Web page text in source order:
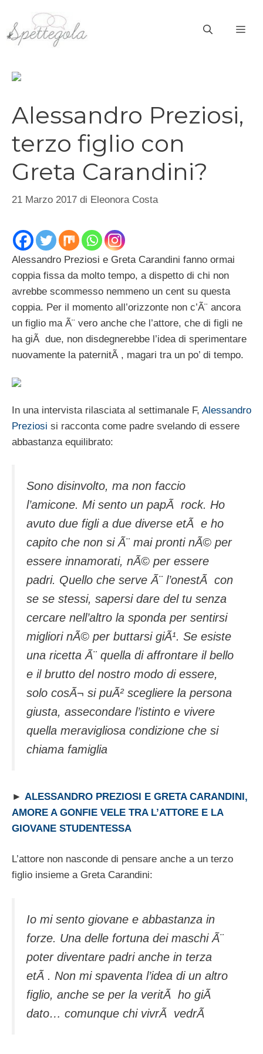
contenuto
Alessandro Preziosi,
terzo figlio con
Greta Carandini?
21 Marzo 2017 di Eleonora Costa
Alessandro Preziosi e Greta Carandini fanno ormai
coppia fissa da molto tempo, a dispetto di chi non
avrebbe scommesso nemmeno un cent su questa
coppia. Per il momento all’orizzonte non c’Ã¨ ancora
un figlio ma Ã¨ vero anche che l’attore, che di figli ne
ha giÃ due, non disdegnerebbe l’idea di sperimentare
nuovamente la paternitÃ , magari tra un po’ di tempo.
In una intervista rilasciata al settimanale F, Alessandro
Preziosi si racconta come padre svelando di essere
abbastanza equilibrato:
Sono disinvolto, ma non faccio
l’amicone. Mi sento un papÃ rock. Ho
avuto due figli a due diverse etÃ e ho
capito che non si Ã¨ mai pronti nÃ© per
essere innamorati, nÃ© per essere
padri. Quello che serve Ã¨ l’onestÃ con
se se stessi, sapersi dare del tu senza
cercare nell’altro la sponda per sentirsi
migliori nÃ© per buttarsi giÃ¹. Se esiste
una ricetta Ã¨ quella di affrontare il bello
e il brutto del nostro modo di essere,
solo cosÃ¬ si puÃ² scegliere la persona
giusta, assecondare l’istinto e vivere
quella meravigliosa condizione che si
chiama famiglia
► ALESSANDRO PREZIOSI E GRETA CARANDINI,
AMORE A GONFIE VELE TRA L’ATTORE E LA
GIOVANE STUDENTESSA
L’attore non nasconde di pensare anche a un terzo
figlio insieme a Greta Carandini:
Io mi sento giovane e abbastanza in
forze. Una delle fortuna dei maschi Ã¨
poter diventare padri anche in terza
etÃ . Non mi spaventa l’idea di un altro
figlio, anche se per la veritÃ ho giÃ
dato… comunque chi vivrÃ vedrÃ